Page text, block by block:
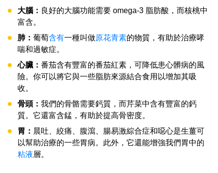
大腦： 良好的大腦功能需要 omega-3 脂肪酸，而核桃中
富含。
肺： 葡萄含有一種叫做原花青素的物質，有助於治療哮
喘和過敏症。
心臟： 番茄含有豐富的番茄紅素，可降低患心髒病的風
險。你可以將它與一些脂肪來源結合食用以增加其吸
收。
骨頭： 我們的骨骼需要鈣質，而芹菜中含有豐富的鈣
質。它還富含錳，有助於提高骨密度。
胃： 晨吐、絞痛、腹瀉、腸易激綜合症和噁心是生薑可
以幫助治療的一些胃病。此外，它還能增強我們胃中的
粘液層。